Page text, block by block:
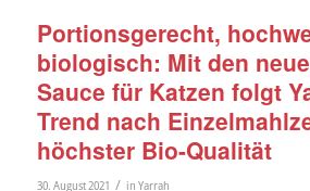
Portionsgerecht,
biologisch: Mit den
Sauce für Katzen folgt
Trend nach
höchster Bio-Qualität
30. August 2021 / in Yarrah